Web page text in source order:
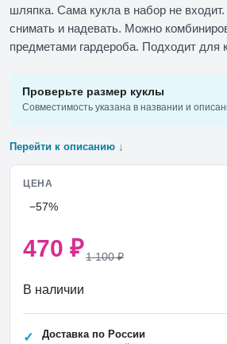
шляпка. Сама кукла в набор не
снимать и надевать. Можно
предметами гардероба. Подходит для
Проверьте размер куклы
Совместимость указана в названии и
Перейти к описанию ↓
ЦЕНА
−57%
470 ₽1 100 ₽
В наличии
Доставка по России